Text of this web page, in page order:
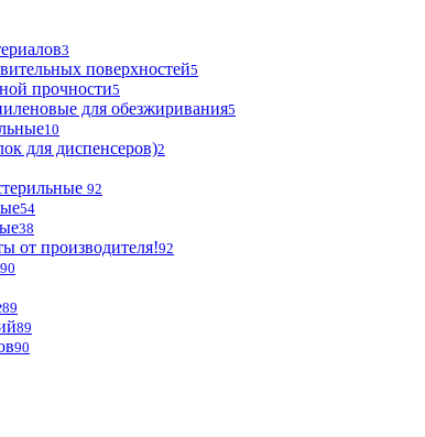
3
поверхностей5
прочности5
для обезжиривания5
10
для диспенсеров)2
92
54
38
от производителя!92
90
89
89
90